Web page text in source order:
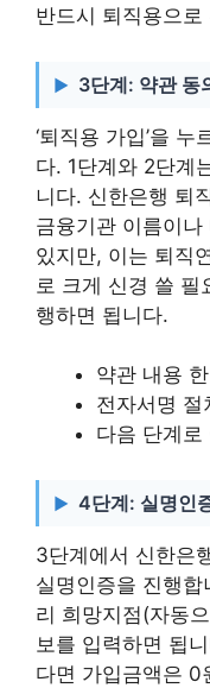
반드시 퇴직용으
3단계: 약관 동
‘퇴직용 가입’을
다. 1단계와 2단계
니다. 신한은행 퇴
금융기관 이름이
있지만, 이는 퇴직
로 크게 신경 쓸 필
행하면 됩니다.
약관 내용
전자서명 절
다음 단계로
4단계: 실명인
3단계에서 신한은
실명인증을 진행
리 희망지점(자동
보를 입력하면 됩
다면 가입금액은 0